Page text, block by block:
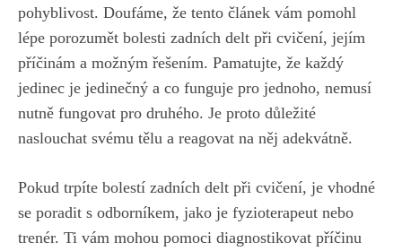
pohyblivost. Doufáme, že tento článek vám pomohl
lépe porozumět bolesti zadních delt při cvičení, jejím
příčinám a možným řešením. Pamatujte, že každý
jedinec je jedinečný a co funguje pro jednoho, nemusí
nutně fungovat pro druhého. Je proto důležité
naslouchat svému tělu a reagovat na něj adekvátně.
Pokud trpíte bolestí zadních delt při cvičení, je vhodné
se poradit s odborníkem, jako je fyzioterapeut nebo
trenér. Ti vám mohou pomoci diagnostikovat příčinu